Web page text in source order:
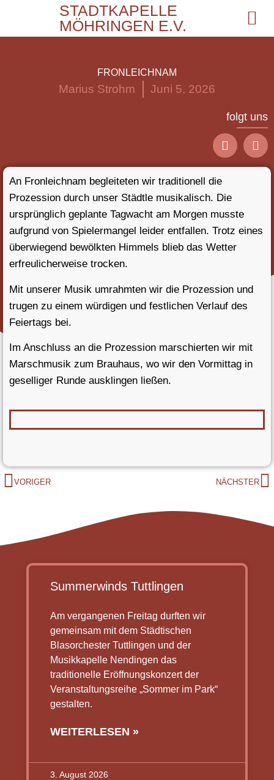
STADTKAPELLE
MÖHRINGEN E.V.
FRONLEICHNAM
Marius Strohm Juni 5, 2026
folgt uns
An Fronleichnam begleiteten wir traditionell die
Prozession durch unser Städtle musikalisch. Die
ursprünglich geplante Tagwacht am Morgen musste
aufgrund von Spielermangel leider entfallen. Trotz eines
überwiegend bewölkten Himmels blieb das Wetter
erfreulicherweise trocken.
Mit unserer Musik umrahmten wir die Prozession und
trugen zu einem würdigen und festlichen Verlauf des
Feiertags bei.
Im Anschluss an die Prozession marschierten wir mit
Marschmusik zum Brauhaus, wo wir den Vormittag in
geselliger Runde ausklingen ließen.
VORIGER NÄCHSTER
Summerwinds Tuttlingen
Am vergangenen Freitag durften wir
gemeinsam mit dem Städtischen
Blasorchester Tuttlingen und der
Musikkapelle Nendingen das
traditionelle Eröffnungskonzert der
Veranstaltungsreihe „Sommer im Park“
gestalten.
WEITERLESEN »
3. August 2026